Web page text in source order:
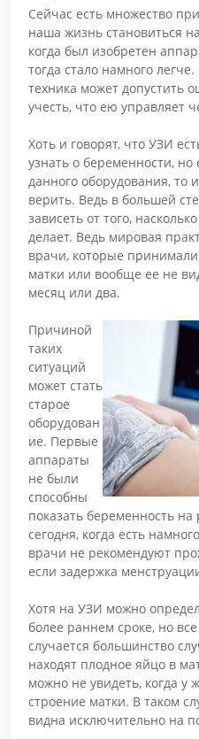
Сейчас есть множество
наша жизнь становиться
когда был изобретен
тогда стало намного
техника может допустить
учесть, что ею управляет
Хоть и говорят, что УЗИ
узнать о беременности,
данного оборудования, то
верить. Ведь в большей
зависеть от того,
делает. Ведь мировая
врачи, которые
матки или вообще ее не
месяц или два.
Причиной
таких
ситуаций
может стать
старое
оборудован
ие. Первые
аппараты
не были
способны
показать беременность
сегодня, когда есть
врачи не рекомендуют
если задержка
Хотя на УЗИ можно
более раннем сроке, но
случается большинство
находят плодное яйцо в
можно не увидеть, когда
строение матки. В таком
видна исключительно на